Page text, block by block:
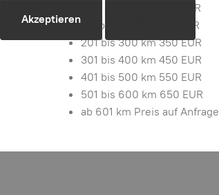
000 bis 100 km 180 EUR
101 bis 200 km 250 EUR
201 bis 300 km 350 EUR
301 bis 400 km 450 EUR
401 bis 500 km 550 EUR
501 bis 600 km 650 EUR
ab 601 km Preis auf Anfrage
Akzeptieren